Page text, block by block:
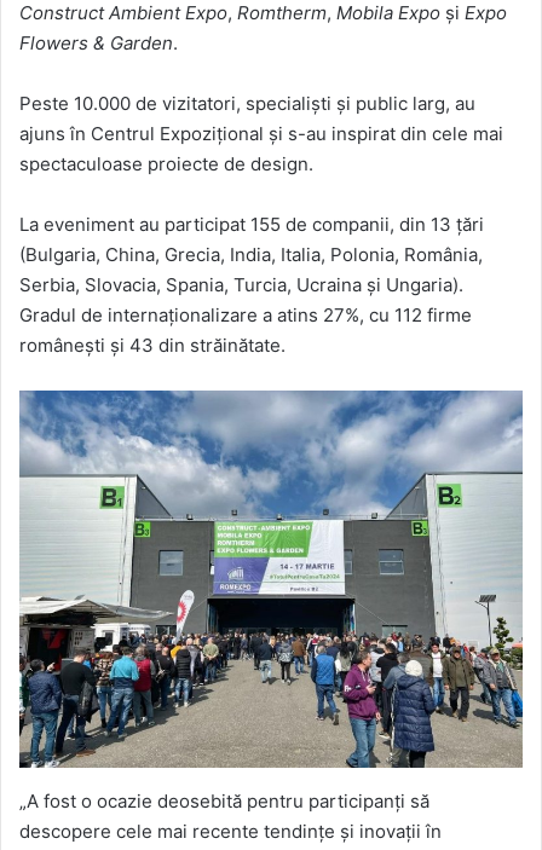
Construct Ambient Expo, Romtherm, Mobila Expo și Expo
Flowers & Garden.
Peste 10.000 de vizitatori, specialiști și public larg, au
ajuns în Centrul Expozițional și s-au inspirat din cele mai
spectaculoase proiecte de design.
La eveniment au participat 155 de companii, din 13 țări
(Bulgaria, China, Grecia, India, Italia, Polonia, România,
Serbia, Slovacia, Spania, Turcia, Ucraina și Ungaria).
Gradul de internaționalizare a atins 27%, cu 112 firme
românești și 43 din străinătate.
„A fost o ocazie deosebită pentru participanți să
descopere cele mai recente tendințe și inovații în